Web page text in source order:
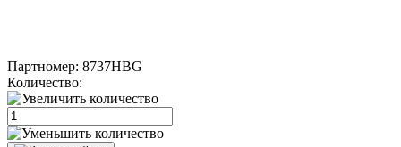
Партномер: 8737HBG
Количество: